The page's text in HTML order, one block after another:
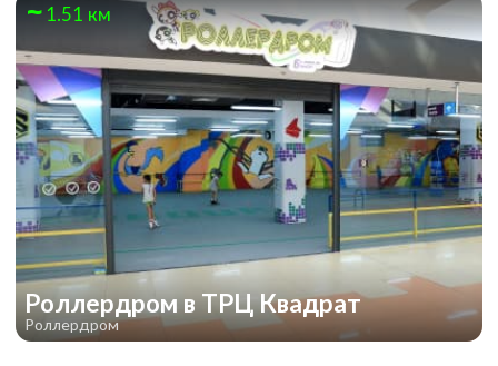
1.51 км
Роллердром в ТРЦ Квадрат
Роллердром